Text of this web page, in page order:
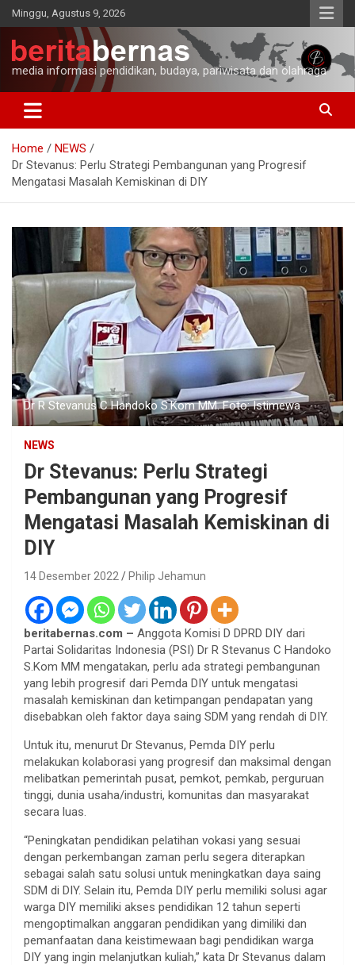
Skip
to
content
Minggu, Agustus 9, 2026
media informasi pendidikan, budaya, pariwisata dan olahraga
Home
NEWS
Dr Stevanus: Perlu Strategi Pembangunan yang Progresif
Mengatasi Masalah Kemiskinan di DIY
Dr R Stevanus C Handoko S.Kom MM. Foto: Istimewa
NEWS
Dr Stevanus: Perlu Strategi
Pembangunan yang Progresif
Mengatasi Masalah Kemiskinan di
DIY
14 Desember 2022 Philip Jehamun
beritabernas.com – Anggota Komisi D DPRD DIY dari
Partai Solidaritas Indonesia (PSI) Dr R Stevanus C Handoko
S.Kom MM mengatakan, perlu ada strategi pembangunan
yang lebih progresif dari Pemda DIY untuk mengatasi
masalah kemiskinan dan ketimpangan pendapatan yang
disebabkan oleh faktor daya saing SDM yang rendah di DIY.
Untuk itu, menurut Dr Stevanus, Pemda DIY perlu
melakukan kolaborasi yang progresif dan maksimal dengan
melibatkan pemerintah pusat, pemkot, pemkab, perguruan
tinggi, dunia usaha/industri, komunitas dan masyarakat
secara luas.
“Peningkatan pendidikan pelatihan vokasi yang sesuai
dengan perkembangan zaman perlu segera diterapkan
sebagai salah satu solusi untuk meningkatkan daya saing
SDM di DIY. Selain itu, Pemda DIY perlu memiliki solusi agar
warga DIY memiliki akses pendidikan 12 tahun seperti
mengoptimalkan anggaran pendidikan yang dimiliki dan
pemanfaatan dana keistimewaan bagi pendidikan warga
DIY yang ingin melanjutkan kuliah,” kata Dr Stevanus dalam